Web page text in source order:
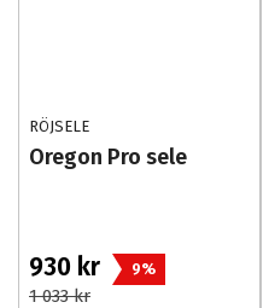
RÖJSELE
Oregon Pro sele
930 kr 9%
1 033 kr